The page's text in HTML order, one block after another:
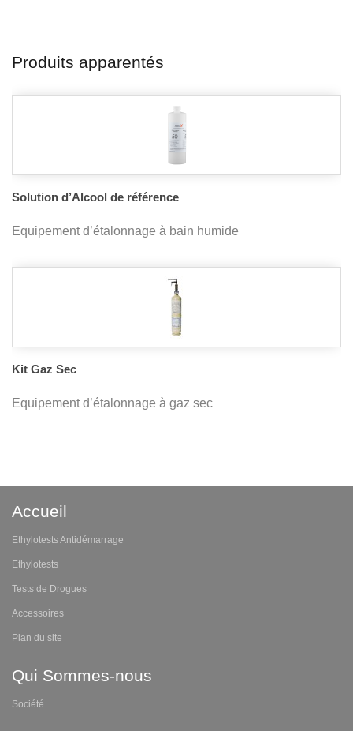
Produits apparentés
Solution d’Alcool de référence
Equipement d’étalonnage à bain humide
Kit Gaz Sec
Equipement d’étalonnage à gaz sec
Accueil
Ethylotests Antidémarrage
Ethylotests
Tests de Drogues
Accessoires
Plan du site
Qui Sommes-nous
Société